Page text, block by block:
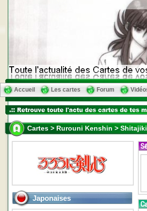
Accueil Les cartes Forum
Cartes > Rurouni Kenshin >
Japonaises